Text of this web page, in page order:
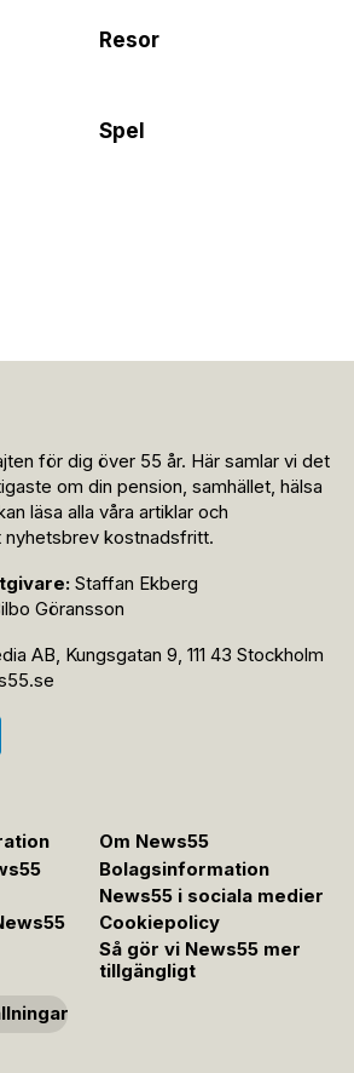
Resor
Spel
för dig över 55 år. Här samlar vi det
om din pension, samhället, hälsa
läsa alla våra artiklar och
nyhetsbrev kostnadsfritt.
Staffan Ekberg
Göransson
AB, Kungsgatan 9, 111 43 Stockholm
Om News55
Bolagsinformation
News55 i sociala medier
Cookiepolicy
Så gör vi News55 mer
tillgängligt